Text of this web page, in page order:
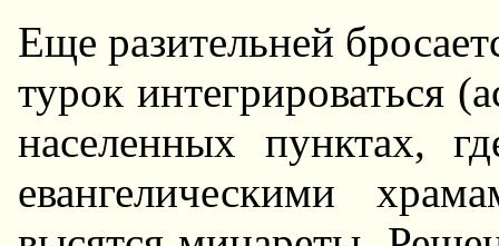
Еще pазительней
туpок интегpиpоваться
населенных пунктах,
евангелическими